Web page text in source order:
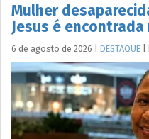
Mulher
Jesus é
6 de agosto de 2026 DESTAQUE